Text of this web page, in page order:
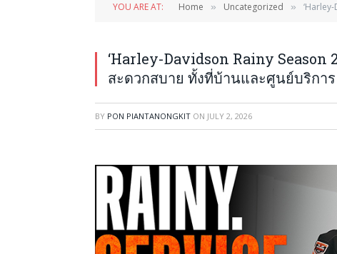
YOU ARE AT: Home » Uncategorized »
‘Harley-Davidson Rainy Season
สะดวกสบาย ทั้งที่บ้านและศูนย์บริกา
BY PON PIANTANONGKIT ON JULY 2, 2026